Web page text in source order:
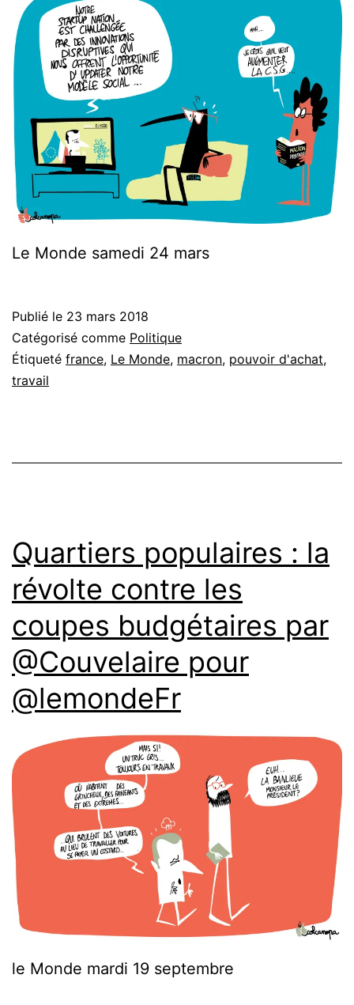
Le Monde samedi 24 mars
Publié le 23 mars 2018
Catégorisé comme Politique
Étiqueté france, Le Monde, macron, pouvoir d'achat,
travail
Quartiers populaires : la
révolte contre les
coupes budgétaires par
@Couvelaire pour
@lemondeFr
le Monde mardi 19 septembre